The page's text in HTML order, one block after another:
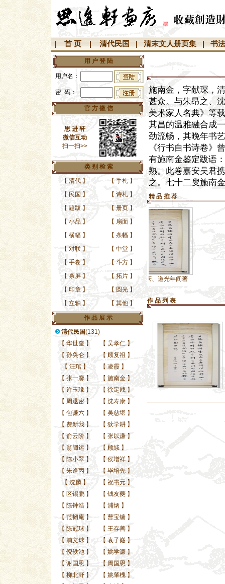
首 页 清代民国 清末文人册页集 书
用 户 登 陆
用户名：
密 码：
官 方 微 信
思 进 轩
微信互动
扫一扫>>
类 别 检 索
【 清代 】 【 手札 】
【 民国 】 【 诗札 】
【 题跋 】 【 册页 】
【 小品 】 【 扇面 】
【 横幅 】 【 条幅 】
【 对联 】 【 中堂 】
【 手卷 】 【 斗方 】
【 条屏 】 【 拓片 】
【 印章 】 【 圆光 】
【 立轴 】 【 其他 】
作 品 展 示
清代民国(131)
【 华世奎 】 【 吴孝仁 】
【 孙奂仑 】 【 顾复祖 】
【 汪琯 】 【 凌霞 】
【 张一麐 】 【 施南金 】
【 许玉瑑 】 【 徐定戡 】
【 周退密 】 【 沈寿康 】
【 包谦六 】 【 吴慈堪 】
【 费新我 】 【 狄学耕 】
【 俞云阶 】 【 张以谦 】
【 翁闿运 】 【 顾缄 】
【 陈小翠 】 【 侯增祥 】
【 朱逢丙 】 【 毕培先 】
【 沈麟 】 【 祝书元 】
【 区锡鹏 】 【 钱友夔 】
【 陈钟浩 】 【 浦炳 】
【 范韧庵 】 【 曹宝镛 】
【 陈冠球 】 【 王存善 】
【 浦文球 】 【 袁子嶷 】
【 倪轶池 】 【 姚学濂 】
【 谢国恩 】 【 周国恩 】
【 柳北野 】 【 姚肇槐 】
施南金，字献琛，
甚众。与朱昂之、
美术家人名典》等
其昌的温雅融合成
劲流畅，其晚年书
《行书自书诗卷》
有施南金鉴定跋语
熟。此卷嘉安吴君
之。七十二叟施南
精 品 推 荐
清代嘉庆、道光年间著
作 品 列 表